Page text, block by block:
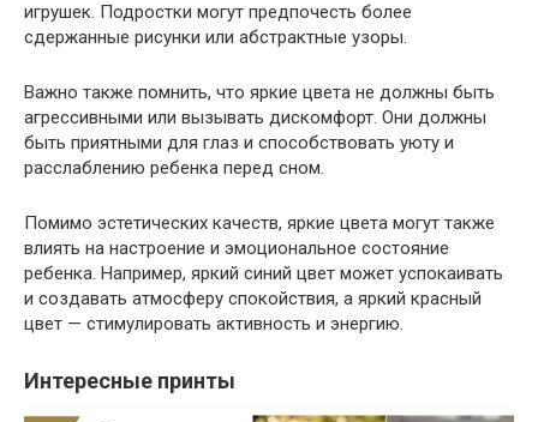
игрушек. Подростки могут предпочесть более
сдержанные рисунки или абстрактные узоры.
Важно также помнить, что яркие цвета не должны быть
агрессивными или вызывать дискомфорт. Они должны
быть приятными для глаз и способствовать уюту и
расслаблению ребенка перед сном.
Помимо эстетических качеств, яркие цвета могут также
влиять на настроение и эмоциональное состояние
ребенка. Например, яркий синий цвет может успокаивать
и создавать атмосферу спокойствия, а яркий красный
цвет — стимулировать активность и энергию.
Интересные принты